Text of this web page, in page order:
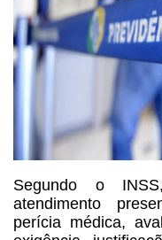
Segundo o
atendimento
perícia médica,